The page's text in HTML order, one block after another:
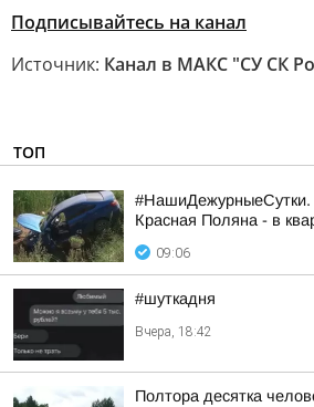
Подписывайтесь на канал
Источник: Канал в МАКС "СУ СК
ТОП
#НашиДежурныеСутки. .
Красная Поляна - в
09:06
#шуткадня
Вчера, 18:42
Полтора десятка